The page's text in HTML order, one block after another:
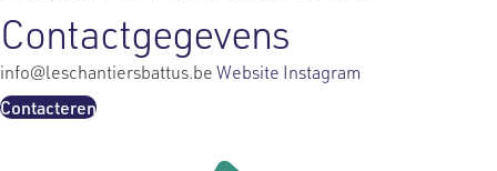
Contactgegevens
info@leschantiersbattus.beWebsite Instagram
Contacteren